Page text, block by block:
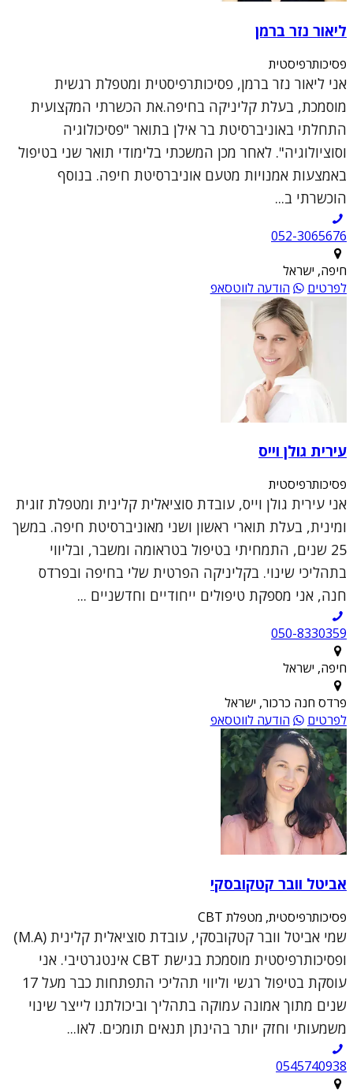
ליאור נזר ברמן
פסיכותרפיסטית
אני ליאור נזר ברמן, פסיכותרפיסטית ומטפלת רגשית
מוסמכת, בעלת קליניקה בחיפה.את הכשרתי המקצועית
התחלתי באוניברסיטת בר אילן בתואר "פסיכולוגיה
וסוציולוגיה". לאחר מכן המשכתי בלימודי תואר שני בטיפול
באמצעות אמנויות מטעם אוניברסיטת חיפה. בנוסף
הוכשרתי ב...
052-3065676
חיפה, ישראל
לפרטים
הודעה לווטסאפ
עירית גולן וייס
פסיכותרפיסטית
אני עירית גולן וייס, עובדת סוציאלית קלינית ומטפלת זוגית
ומינית, בעלת תוארי ראשון ושני מאוניברסיטת חיפה. במשך
25 שנים, התמחיתי בטיפול בטראומה ומשבר, ובליווי
בתהליכי שינוי. בקליניקה הפרטית שלי בחיפה ובפרדס
חנה, אני מספקת טיפולים ייחודיים וחדשניים ...
050-8330359
חיפה, ישראל
פרדס חנה כרכור, ישראל
לפרטים
הודעה לווטסאפ
אביטל וובר קטקובסקי
פסיכותרפיסטית, מטפלת CBT
שמי אביטל וובר קטקובסקי, עובדת סוציאלית קלינית (M.A)
ופסיכותרפיסטית מוסמכת בגישת CBT אינטגרטיבי. אני
עוסקת בטיפול רגשי וליווי תהליכי התפתחות כבר מעל 17
שנים מתוך אמונה עמוקה בתהליך וביכולתנו לייצר שינוי
משמעותי וחזק יותר בהינתן תנאים תומכים. לאו...
0545740938